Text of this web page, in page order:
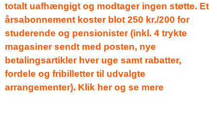
totalt uafhængigt og modtager ingen støtte. Et
årsabonnement koster blot 250 kr./200 for
studerende og pensionister (inkl. 4 trykte
magasiner sendt med posten, nye
betalingsartikler hver uge samt rabatter,
fordele og fribilletter til udvalgte
arrangementer). Klik her og se mere